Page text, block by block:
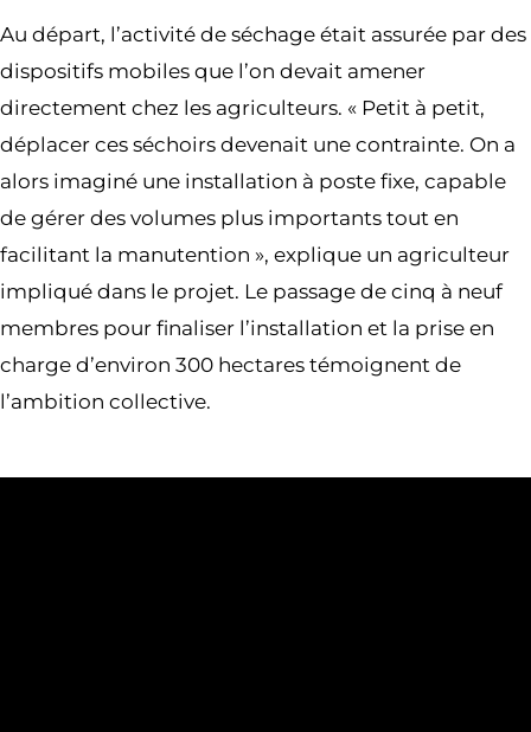
Au départ, l’activité de séchage était assurée par des
dispositifs mobiles que l’on devait amener
directement chez les agriculteurs. « Petit à petit,
déplacer ces séchoirs devenait une contrainte. On a
alors imaginé une installation à poste fixe, capable
de gérer des volumes plus importants tout en
facilitant la manutention », explique un agriculteur
impliqué dans le projet. Le passage de cinq à neuf
membres pour finaliser l’installation et la prise en
charge d’environ 300 hectares témoignent de
l’ambition collective.